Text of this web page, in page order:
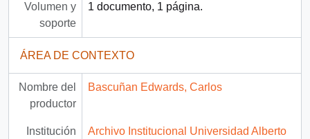
Volumen y
soporte
1 documento, 1 página.
ÁREA DE CONTEXTO
Nombre del
productor
Bascuñan Edwards, Carlos
Institución
Archivo Institucional Universidad Alberto